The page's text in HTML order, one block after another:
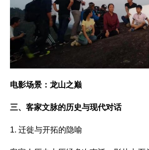
电影场景：龙山之巅
三、客家文脉的历史与现代对话
1. 迁徙与开拓的隐喻